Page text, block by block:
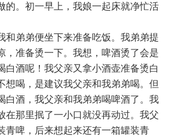
的。初一早上，我娘一起床就净忙活
和弟弟便坐下来准备吃饭。我弟弟提
，准备烫一下。我想，啤酒烫了会是
白酒呢！我父亲又拿小酒壶准备烫白
想喝，是建议我父亲和我弟弟喝。但
白酒，我父亲和我弟弟喝啤酒了。我
在那里抿了一小口就没再动过。我父
青啤，后来想起来还有一箱罐装青